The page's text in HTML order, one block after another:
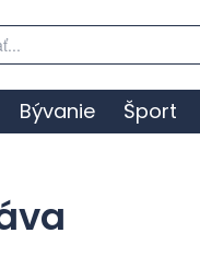
for:
Bývanie Šport